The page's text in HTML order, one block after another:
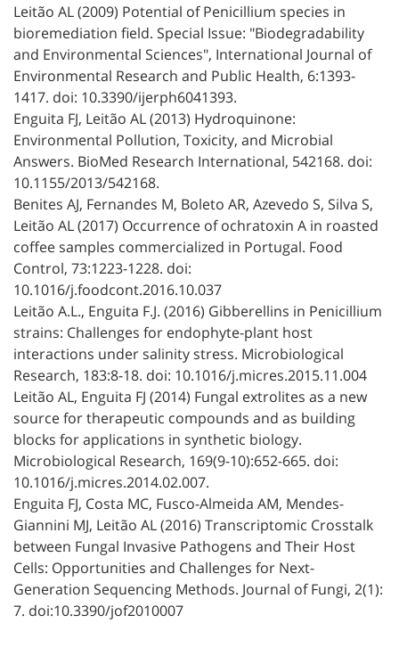
Leitão AL (2009) Potential of Penicillium species in
bioremediation field. Special Issue: "Biodegradability
and Environmental Sciences", International Journal of
Environmental Research and Public Health, 6:1393-
1417. doi: 10.3390/ijerph6041393.
Enguita FJ, Leitão AL (2013) Hydroquinone:
Environmental Pollution, Toxicity, and Microbial
Answers. BioMed Research International, 542168. doi:
10.1155/2013/542168.
Benites AJ, Fernandes M, Boleto AR, Azevedo S, Silva S,
Leitão AL (2017) Occurrence of ochratoxin A in roasted
coffee samples commercialized in Portugal. Food
Control, 73:1223-1228. doi:
10.1016/j.foodcont.2016.10.037
Leitão A.L., Enguita F.J. (2016) Gibberellins in Penicillium
strains: Challenges for endophyte-plant host
interactions under salinity stress. Microbiological
Research, 183:8-18. doi: 10.1016/j.micres.2015.11.004
Leitão AL, Enguita FJ (2014) Fungal extrolites as a new
source for therapeutic compounds and as building
blocks for applications in synthetic biology.
Microbiological Research, 169(9-10):652-665. doi:
10.1016/j.micres.2014.02.007.
Enguita FJ, Costa MC, Fusco-Almeida AM, Mendes-
Giannini MJ, Leitão AL (2016) Transcriptomic Crosstalk
between Fungal Invasive Pathogens and Their Host
Cells: Opportunities and Challenges for Next-
Generation Sequencing Methods. Journal of Fungi, 2(1):
7. doi:10.3390/jof2010007